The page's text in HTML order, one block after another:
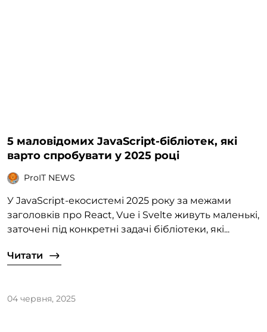
5 маловідомих JavaScript-бібліотек, які
варто спробувати у 2025 році
ProIT NEWS
У JavaScript-екосистемі 2025 року за межами
заголовків про React, Vue і Svelte живуть маленькі,
заточені під конкретні задачі бібліотеки, які...
Читати
04 червня, 2025